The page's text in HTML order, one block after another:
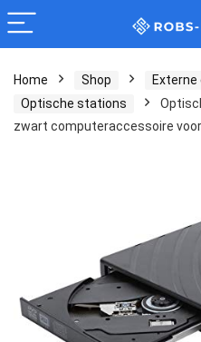
Home Shop
Optische stations
zwart computeraccessoire voor